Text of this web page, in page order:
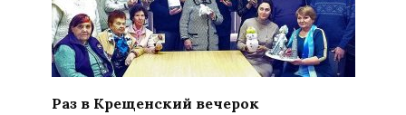
Раз в Крещенский вечерок